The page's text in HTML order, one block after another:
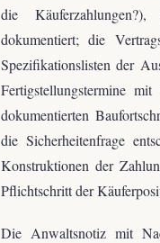
die
dokumentiert; die
Spezifikationslisten der
Fertigstellungstermine
dokumentierten
die Sicherheitenfrage
Konstruktionen der
Pflichtschritt der
Die Anwaltsnotiz mit